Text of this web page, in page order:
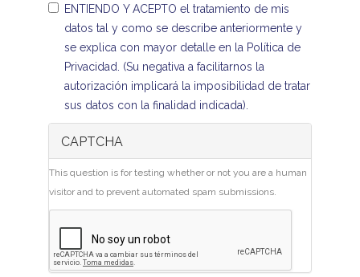
ENTIENDO Y ACEPTO el tratamiento de mis
datos tal y como se describe anteriormente y
se explica con mayor detalle en la Política de
Privacidad. (Su negativa a facilitarnos la
autorización implicará la imposibilidad de tratar
sus datos con la finalidad indicada).
CAPTCHA
This question is for testing whether or not you are a human
visitor and to prevent automated spam submissions.